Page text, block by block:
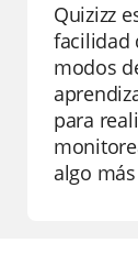
Quizizz
facilidad
modos
para
algo